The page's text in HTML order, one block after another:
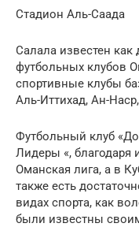
Стадион Аль-Саада
Салала известен
футбольных клубов
спортивные клубы
Аль-Иттихад, Ан-
Футбольный клуб
Лидеры «, благодаря
Оманская лига, а в
также есть
видах спорта, как
были известны